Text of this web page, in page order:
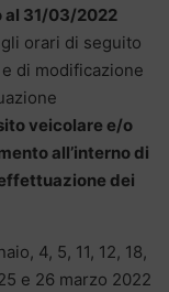
al 31/03/2022
orari di seguito
di modificazione
veicolare e/o
all’interno di
dei
4, 5, 11, 12, 18,
e 26 marzo 2022